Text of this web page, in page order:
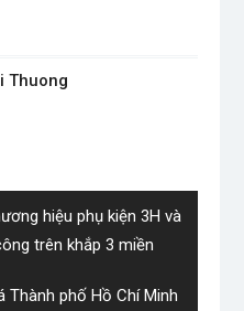
Thuong
hiệu phụ kiện 3H và
trên khắp 3 miền
Thành phố Hồ Chí Minh